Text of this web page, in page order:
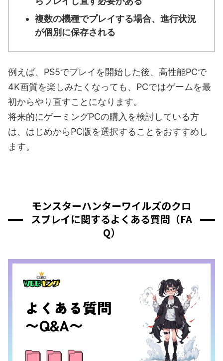
複数の機種でプレイする場合、進行状況
が個別に保存される
例えば、PS5でプレイを開始した後、高性能PCで
4K画質を楽しみたくなっても、PCではゲームを最
初からやり直すことになります。
将来的にゲーミングPCの購入を検討している方
は、はじめからPC版を選択することをおすすめし
ます。
モンスターハンターワイルズのクロ
スプレイに関するよくある質問（FA
Q）